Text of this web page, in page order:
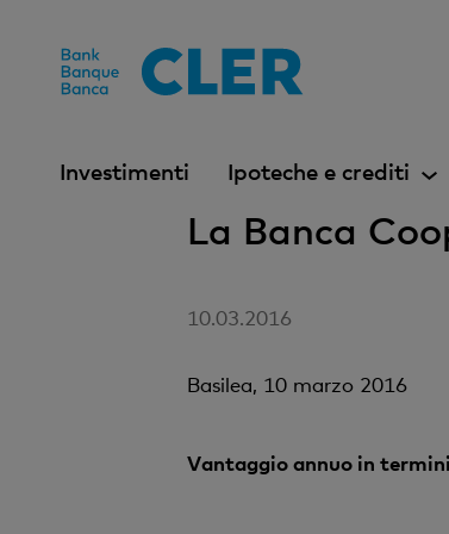
Investimenti Ipoteche e crediti
La Banca
10.03.2016
Basilea, 10 marzo 2016
Vantaggio annuo in